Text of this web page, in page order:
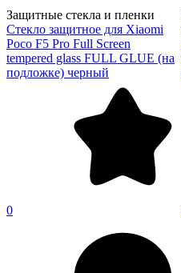
Защитные стекла и пленки
Стекло защитное для Xiaomi
Poco F5 Pro Full Screen
tempered glass FULL GLUE (на
подложке) черный
0